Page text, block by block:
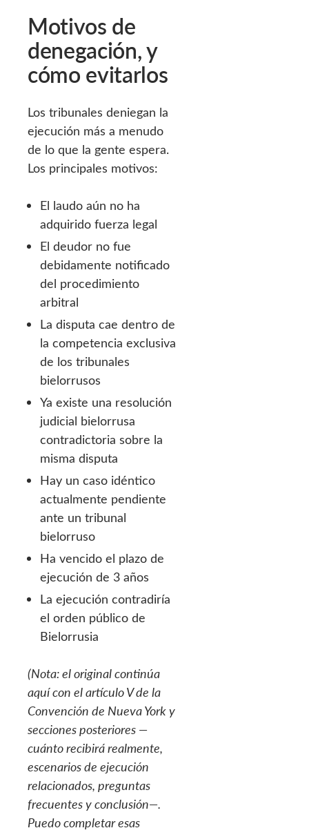
Motivos de
denegación, y
cómo evitarlos
Los tribunales deniegan la
ejecución más a menudo
de lo que la gente espera.
Los principales motivos:
El laudo aún no ha
adquirido fuerza legal
El deudor no fue
debidamente notificado
del procedimiento
arbitral
La disputa cae dentro de
la competencia exclusiva
de los tribunales
bielorrusos
Ya existe una resolución
judicial bielorrusa
contradictoria sobre la
misma disputa
Hay un caso idéntico
actualmente pendiente
ante un tribunal
bielorruso
Ha vencido el plazo de
ejecución de 3 años
La ejecución contradiría
el orden público de
Bielorrusia
(Nota: el original continúa
aquí con el artículo V de la
Convención de Nueva York y
secciones posteriores —
cuánto recibirá realmente,
escenarios de ejecución
relacionados, preguntas
frecuentes y conclusión—.
Puedo completar esas